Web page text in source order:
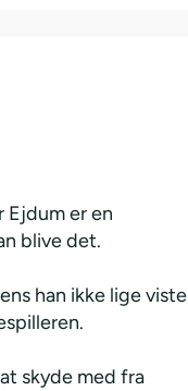
Ejdum er en
blive det.
han ikke lige viste
skyde med fra